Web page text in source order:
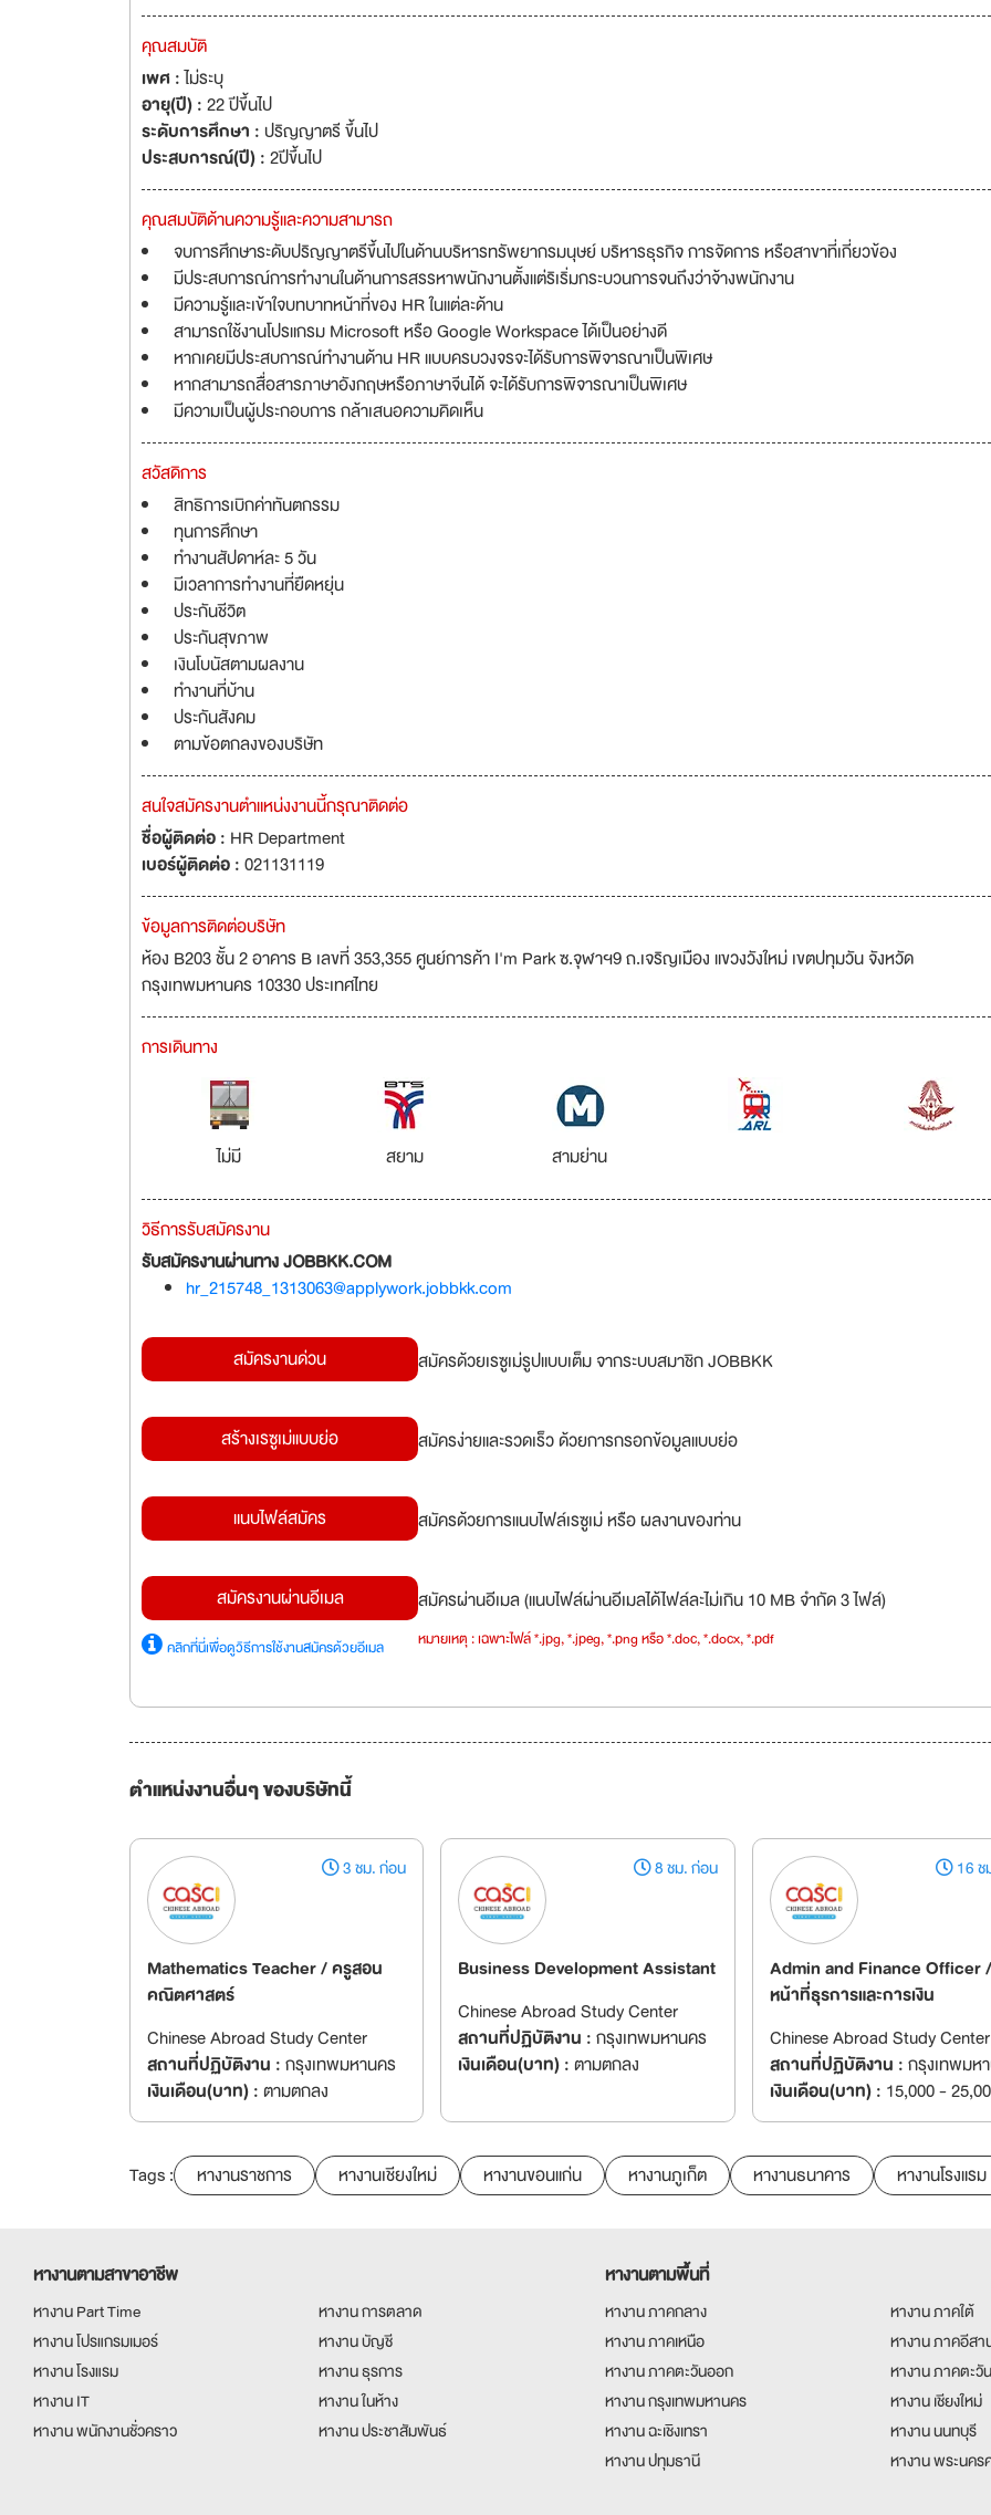
คุณสมบัติ
เพศ :ไม่ระบุ
อายุ(ปี) :22 ปีขึ้นไป
ระดับการศึกษา :ปริญญาตรี ขึ้นไป
ประสบการณ์(ปี) :2ปีขึ้นไป
คุณสมบัติด้านความรู้และความสามารถ
จบการศึกษาระดับปริญญาตรีขึ้นไปในด้านบริหารทรัพยากรมนุษย์ บริหารธุรกิจ การจัดการ หรือสาขาที่เกี่ยวข้อง
มีประสบการณ์การทำงานในด้านการสรรหาพนักงานตั้งแต่ริเริ่มกระบวนการจนถึงว่าจ้างพนักงาน
มีความรู้และเข้าใจบทบาทหน้าที่ของ HR ในแต่ละด้าน
สามารถใช้งานโปรแกรม Microsoft หรือ Google Workspace ได้เป็นอย่างดี
หากเคยมีประสบการณ์ทำงานด้าน HR แบบครบวงจรจะได้รับการพิจารณาเป็นพิเศษ
หากสามารถสื่อสารภาษาอังกฤษหรือภาษาจีนได้ จะได้รับการพิจารณาเป็นพิเศษ
มีความเป็นผู้ประกอบการ กล้าเสนอความคิดเห็น
สวัสดิการ
สิทธิการเบิกค่าทันตกรรม
ทุนการศึกษา
ทำงานสัปดาห์ละ 5 วัน
มีเวลาการทำงานที่ยืดหยุ่น
ประกันชีวิต
ประกันสุขภาพ
เงินโบนัสตามผลงาน
ทำงานที่บ้าน
ประกันสังคม
ตามข้อตกลงของบริษัท
สนใจสมัครงานตำแหน่งงานนี้กรุณาติดต่อ
ชื่อผู้ติดต่อ : HR Department
เบอร์ผู้ติดต่อ :021131119
ข้อมูลการติดต่อบริษัท
ห้อง B203 ชั้น 2 อาคาร B เลขที่ 353,355 ศูนย์การค้า I'm Park ซ.จุฬาฯ9 ถ.เจริญเมือง แขวงวังใหม่ เขตปทุมวัน จังหวัด
กรุงเทพมหานคร 10330 ประเทศไทย
การเดินทาง
ไม่มี สยาม สามย่าน
วิธีการรับสมัครงาน
รับสมัครงานผ่านทาง JOBBKK.COM
hr_215748_1313063@applywork.jobbkk.com
สมัครงานด่วน สมัครด้วยเรซูเม่รูปแบบเต็ม จากระบบสมาชิก JOBBKK
สร้างเรซูเม่แบบย่อ สมัครง่ายและรวดเร็ว ด้วยการกรอกข้อมูลแบบย่อ
แนบไฟล์สมัคร สมัครด้วยการแนบไฟล์เรซูเม่ หรือ ผลงานของท่าน
สมัครงานผ่านอีเมล
คลิกที่นี่เพื่อดูวิธีการใช้งานสมัครด้วยอีเมล
สมัครผ่านอีเมล (แนบไฟล์ผ่านอีเมลได้ไฟล์ละไม่เกิน 10 MB จำกัด 3 ไฟล์)
หมายเหตุ : เฉพาะไฟล์ *.jpg, *.jpeg, *.png หรือ *.doc, *.docx, *.pdf
ตำแหน่งงานอื่นๆ ของบริษัทนี้
3 ชม. ก่อน
Mathematics Teacher / ครูสอน
คณิตศาสตร์
Chinese Abroad Study Center
สถานที่ปฏิบัติงาน :กรุงเทพมหานคร
เงินเดือน(บาท) :ตามตกลง
8 ชม. ก่อน
Business Development Assistant
Chinese Abroad Study Center
สถานที่ปฏิบัติงาน :กรุงเทพมหานคร
เงินเดือน(บาท) :ตามตกลง
16 ช
Admin and Finance Officer /
หน้าที่ธุรการและการเงิน
Chinese Abroad Study Center
สถานที่ปฏิบัติงาน :กรุงเทพมห
เงินเดือน(บาท) : 15,000 -
Tags : หางานราชการ หางานเชียงใหม่ หางานขอนแก่น หางานภูเก็ต หางานธนาคาร หางานโรงแรม
หางานตามสาขาอาชีพ
หางาน Part Time
หางาน การตลาด
หางาน โปรแกรมเมอร์
หางาน บัญชี
หางาน โรงแรม
หางาน ธุรการ
หางาน IT
หางาน ในห้าง
หางาน พนักงานชั่วคราว
หางาน ประชาสัมพันธ์
หางานตามพื้นที่
หางาน ภาคกลาง
หางาน ภาคใต้
หางาน ภาคเหนือ
หางาน ภาคอีสา
หางาน ภาคตะวันออก
หางาน ภาคตะวั
หางาน กรุงเทพมหานคร
หางาน เชียงใหม่
หางาน ฉะเชิงเทรา
หางาน นนทบุรี
หางาน ปทุมธานี
หางาน พระนค